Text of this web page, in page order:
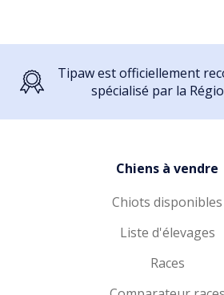
Tipaw est officiellement
spécialisé par la
Chiens à vendre
Chiots disponibles
Liste d'élevages
Races